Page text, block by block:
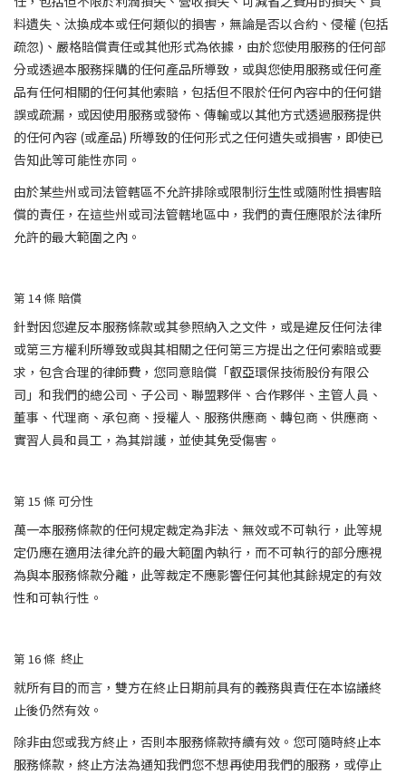
料遺失、汰換成本或任何類似的損害，無論是否以合約、侵權 (包括
疏忽)、嚴格賠償責任或其他形式為依據，由於您使用服務的任何部
分或透過本服務採購的任何產品所導致，或與您使用服務或任何產
品有任何相關的任何其他索賠，包括但不限於任何內容中的任何錯
誤或疏漏，或因使用服務或發佈、傳輸或以其他方式透過服務提供
的任何內容 (或產品) 所導致的任何形式之任何遺失或損害，即使已
告知此等可能性亦同。
由於某些州或司法管轄區不允許排除或限制衍生性或隨附性損害賠
償的責任，在這些州或司法管轄地區中，我們的責任應限於法律所
允許的最大範圍之內。
第 14條賠償
針對因您違反本服務條款或其參照納入之文件，或是違反任何法律
或第三方權利所導致或與其相關之任何第三方提出之任何索賠或要
求，包含合理的律師費，您同意賠償「叡亞環保技術股份有限公
司」和我們的總公司、子公司、聯盟夥伴、合作夥伴、主管人員、
董事、代理商、承包商、授權人、服務供應商、轉包商、供應商、
實習人員和員工，為其辯護，並使其免受傷害。
第 15 條 可分性
萬一本服務條款的任何規定裁定為非法、無效或不可執行，此等規
定仍應在適用法律允許的最大範圍內執行，而不可執行的部分應視
為與本服務條款分離，此等裁定不應影響任何其他其餘規定的有效
性和可執行性。
第 16條 終止
就所有目的而言，雙方在終止日期前具有的義務與責任在本協議終
止後仍然有效。
除非由您或我方終止，否則本服務條款持續有效。您可隨時終止本
服務條款，終止方法為通知我們您不想再使用我們的服務，或停止